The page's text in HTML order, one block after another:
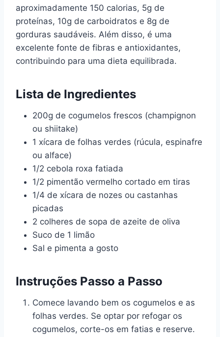
aproximadamente 150 calorias, 5g de
proteínas, 10g de carboidratos e 8g de
gorduras saudáveis. Além disso, é uma
excelente fonte de fibras e antioxidantes,
contribuindo para uma dieta equilibrada.
Lista de Ingredientes
200g de cogumelos frescos (champignon
ou shiitake)
1 xícara de folhas verdes (rúcula, espinafre
ou alface)
1/2 cebola roxa fatiada
1/2 pimentão vermelho cortado em tiras
1/4 de xícara de nozes ou castanhas
picadas
2 colheres de sopa de azeite de oliva
Suco de 1 limão
Sal e pimenta a gosto
Instruções Passo a Passo
Comece lavando bem os cogumelos e as
folhas verdes. Se optar por refogar os
cogumelos, corte-os em fatias e reserve.